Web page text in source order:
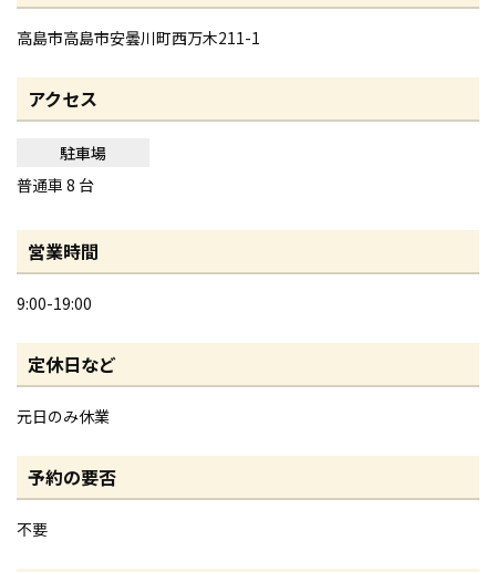
高島市高島市安曇川町西万木211-1
アクセス
駐車場
普通車 8 台
営業時間
9:00-19:00
定休日など
元日のみ休業
予約の要否
不要